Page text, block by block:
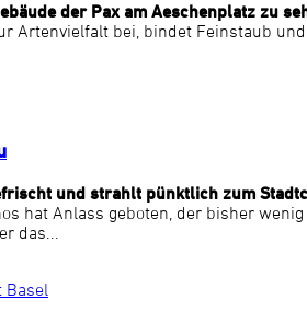
der Pax am Aeschenplatz zu
Artenvielfalt bei, bindet Feinstaub
und strahlt pünktlich zum
hat Anlass geboten, der bisher
das...